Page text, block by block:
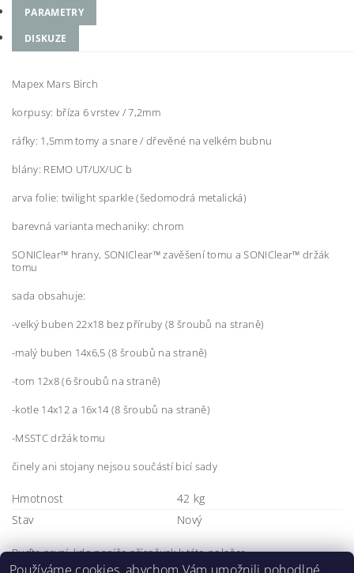
PARAMETRY
DISKUZE
Mapex Mars Birch
korpusy: bříza 6 vrstev / 7,2mm
ráfky: 1,5mm tomy a snare / dřevěné na velkém bubnu
blány: REMO UT/UX/UC b
arva folie: twilight sparkle (šedomodrá metalická)
barevná varianta mechaniky: chrom
SONIClear™ hrany, SONIClear™ zavěšení tomu a SONIClear™ držák
tomu
sada obsahuje:
-velký buben 22x18 bez příruby (8 šroubů na straně)
-malý buben 14x6,5 (8 šroubů na straně)
-tom 12x8 (6 šroubů na straně)
-kotle 14x12 a 16x14 (8 šroubů na straně)
-MSSTC držák tomu
činely ani stojany nejsou součástí bicí sady
Hmotnost
42 kg
Stav
Nový
Buďte první, kdo napíše příspěvek k této položce.